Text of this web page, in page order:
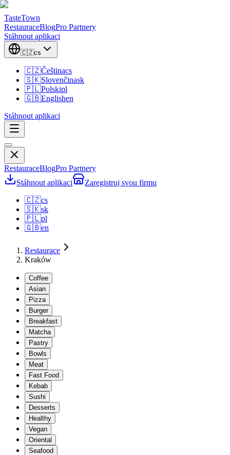
TasteTown
RestauraceBlogPro Partnery
Stáhnout aplikaci
🇨🇿cs
🇨🇿Češtinacs
🇸🇰Slovenčinask
🇵🇱Polskipl
🇬🇧Englishen
Stáhnout aplikaci
RestauraceBlogPro Partnery
Stáhnout aplikaci
Zaregistruj svou firmu
🇨🇿cs
🇸🇰sk
🇵🇱pl
🇬🇧en
Restaurace
Kraków
Coffee
Asian
Pizza
Burger
Breakfast
Matcha
Pastry
Bowls
Meat
Fast Food
Kebab
Sushi
Desserts
Healthy
Vegan
Oriental
Seafood